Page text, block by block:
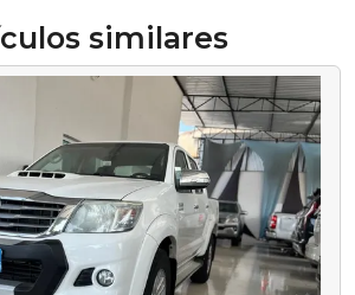
similares